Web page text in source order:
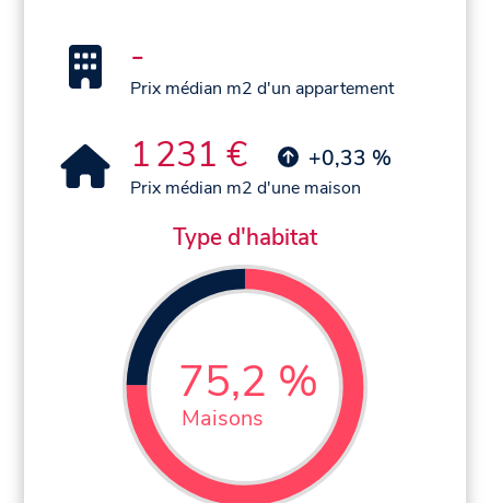
-
Prix médian m2 d'un appartement
1 231 € +0,33 %
Prix médian m2 d'une maison
Type d'habitat
75,2 %
Maisons